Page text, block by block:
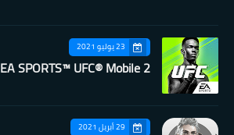
23 يوليو 2021
EA SPORTS™ UFC® Mobile 2
29 أبريل 2021